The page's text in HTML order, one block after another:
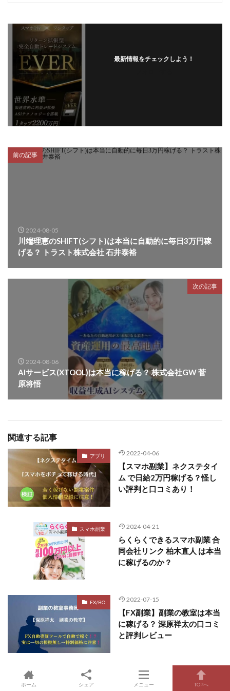
最新情報をチェックしよう！
前の記事
2024-08-05
川端理恵のSHIFT(シフト)は本当に自動的に毎日3万円稼
げる？ トラスト株式会社 石井泰裕
次の記事
2024-08-06
AIサービス(XTOOL)は本当に稼げる？ 株式会社GW 菅
原将悟
関連する記事
アプリ 2022-04-06
【スマホ副業】ネクステタイ
ム で日給2万円稼げる？怪し
い評判と口コミあり！
スマホ副業 2024-04-21
らくらくできるスマホ副業 合
同会社リンク 柏木直人 は本当
に稼げるのか？
FX/BO 2022-07-15
【FX副業】副業の教室は本当
に稼げる？ 深原祥太の口コミ
と評判レビュー
カテゴリー
ホーム シェア メニュー TOPへ